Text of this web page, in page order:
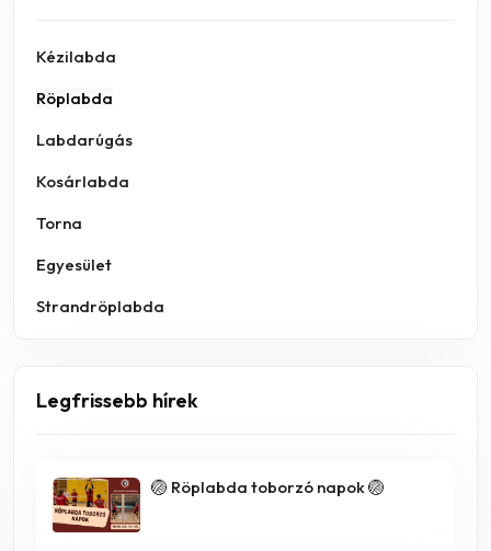
Kézilabda
Röplabda
Labdarúgás
Kosárlabda
Torna
Egyesület
Strandröplabda
Legfrissebb hírek
🏐 Röplabda toborzó napok 🏐